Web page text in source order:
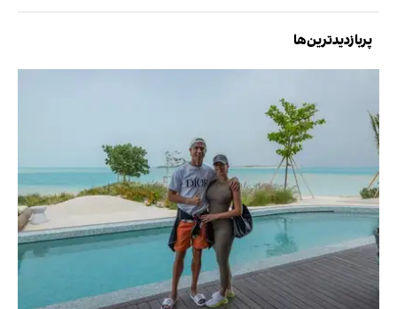
پربازدیدترین‌ها